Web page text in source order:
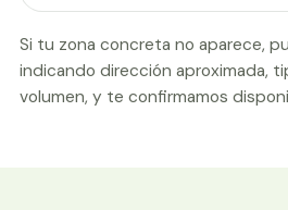
Si tu zona concreta no aparece,
indicando dirección aproximada,
volumen, y te confirmamos